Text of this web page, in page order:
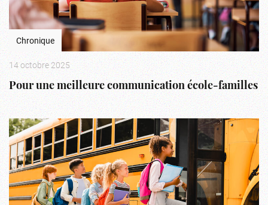
Chronique
14 octobre 2025
Pour une meilleure communication école-familles